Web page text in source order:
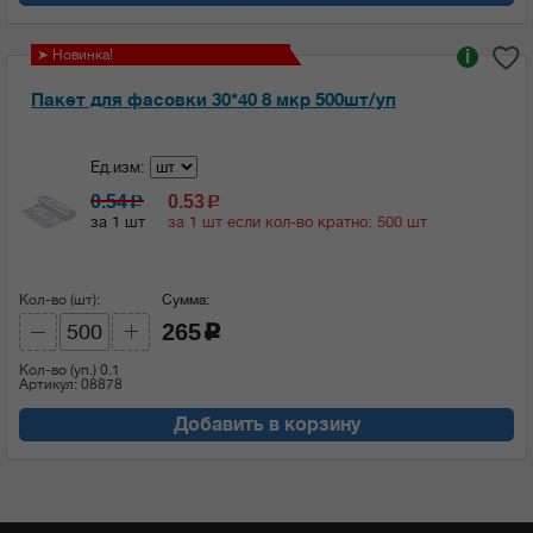
➤ Новинка!
Пакет для фасовки 30*40 8 мкр 500шт/уп
i
Ед.изм:
0.54c
за 1 шт
0.53 c
за 1 шт если кол-во кратно: 500 шт
Кол-во (шт):
Кол-во (уп.) 0.1
Артикул: 08878
Сумма:
265 c
Добавить в корзину